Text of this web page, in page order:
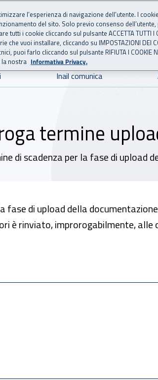
per
Inail comunica
termine
di scadenza per la fase di upload
fase di upload della
è rinviato, improrogabilmente,
l’esperienza di navigazione dell’utente. I
del sito. Solo previo consenso
i cookie cliccando sul pulsante ACCETTA TUTTI I
vuoi installare, cliccando su IMPOSTAZIONI DEI
puoi farlo cliccando sul pulsante RIFIUTA I COOKIE
la nostra Informativa Privacy.